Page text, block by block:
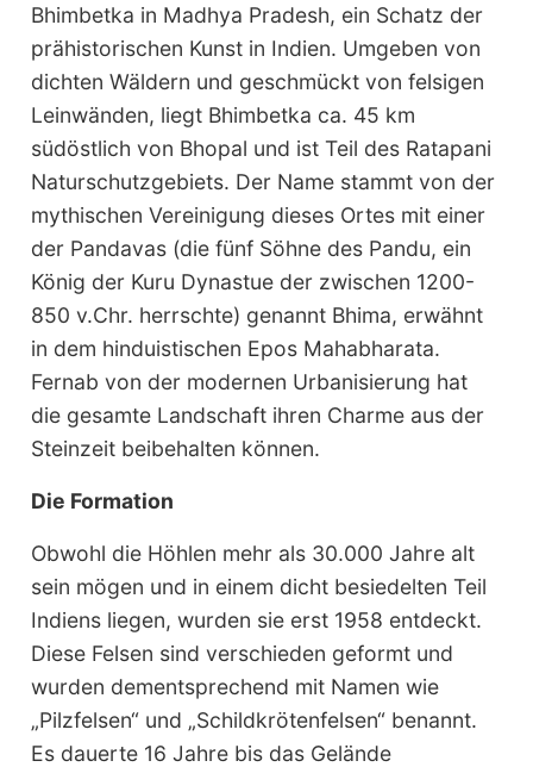
Bhimbetka in Madhya Pradesh, ein Schatz der
prähistorischen Kunst in Indien. Umgeben von
dichten Wäldern und geschmückt von felsigen
Leinwänden, liegt Bhimbetka ca. 45 km
südöstlich von Bhopal und ist Teil des Ratapani
Naturschutzgebiets. Der Name stammt von der
mythischen Vereinigung dieses Ortes mit einer
der Pandavas (die fünf Söhne des Pandu, ein
König der Kuru Dynastue der zwischen 1200-
850 v.Chr. herrschte) genannt Bhima, erwähnt
in dem hinduistischen Epos Mahabharata.
Fernab von der modernen Urbanisierung hat
die gesamte Landschaft ihren Charme aus der
Steinzeit beibehalten können.
Die Formation
Obwohl die Höhlen mehr als 30.000 Jahre alt
sein mögen und in einem dicht besiedelten Teil
Indiens liegen, wurden sie erst 1958 entdeckt.
Diese Felsen sind verschieden geformt und
wurden dementsprechend mit Namen wie
„Pilzfelsen“ und „Schildkrötenfelsen“ benannt.
Es dauerte 16 Jahre bis das Gelände